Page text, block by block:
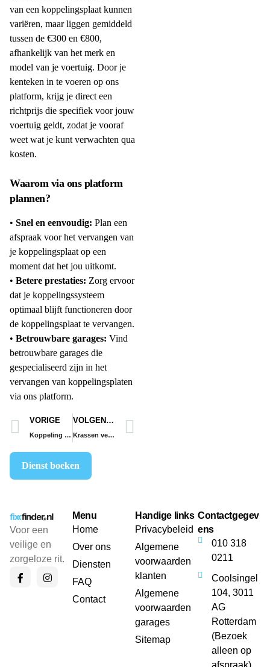
van een koppelingsplaat kunnen
variëren, maar liggen gemiddeld
tussen de €300 en €800,
afhankelijk van het merk en
model van je voertuig. Door je
kenteken in te voeren op ons
platform, krijg je direct een
richtprijs die specifiek voor jouw
voertuig geldt, zodat je vooraf
weet wat je kunt verwachten qua
kosten.
Waarom via ons platform
plannen?
• Snel en eenvoudig: Plan een
afspraak voor het vervangen van
je koppelingsplaat op een
moment dat het jou uitkomt.
• Betere prestaties: Zorg ervoor
dat je koppelingssysteem
optimaal blijft functioneren door
de koppelingsplaat te vervangen.
• Betrouwbare garages: Vind
betrouwbare garages die
gespecialiseerd zijn in het
vervangen van koppelingsplaten
via ons platform.
VORIGE
Koppeling vervangen
VOLGENDE
Krassen verwijderen
Dienst boeken
Voor een
veilige en
zorgeloze rit.
Menu
Home
Over ons
Diensten
FAQ
Contact
Handige links
Privacybeleid
Algemene
voorwaarden
klanten
Algemene
voorwaarden
garages
Sitemap
Contactgegev
ens
010 318
0211
Coolsingel
104, 3011
AG
Rotterdam
(Bezoek
alleen op
afspraak)